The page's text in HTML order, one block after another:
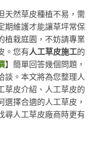
天然草皮種植不易，需
期維護才能讓草坪常保
植栽庭園，不妨請專業
。您有 人工草皮施工的
】簡單回答幾個問題，
談。本文將為您整理人
草皮介紹、人工草皮的
選擇合適的人工草皮，
尋人工草皮廠商時更有